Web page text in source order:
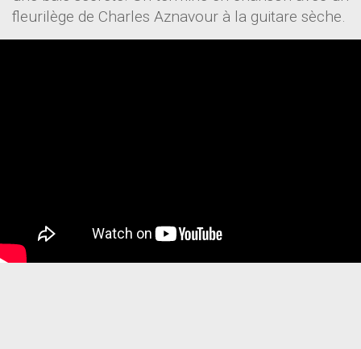
fleurilège de Charles Aznavour à la guitare sèche.